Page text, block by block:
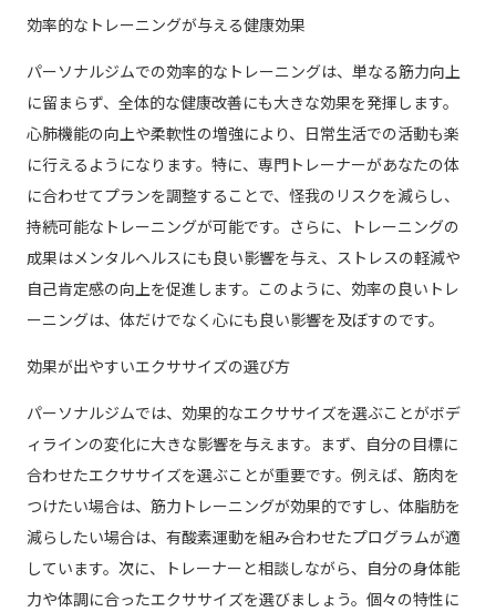
効率的なトレーニングが与える健康効果
パーソナルジムでの効率的なトレーニングは、単なる筋力向上
に留まらず、全体的な健康改善にも大きな効果を発揮します。
心肺機能の向上や柔軟性の増強により、日常生活での活動も楽
に行えるようになります。特に、専門トレーナーがあなたの体
に合わせてプランを調整することで、怪我のリスクを減らし、
持続可能なトレーニングが可能です。さらに、トレーニングの
成果はメンタルヘルスにも良い影響を与え、ストレスの軽減や
自己肯定感の向上を促進します。このように、効率の良いトレ
ーニングは、体だけでなく心にも良い影響を及ぼすのです。
効果が出やすいエクササイズの選び方
パーソナルジムでは、効果的なエクササイズを選ぶことがボデ
ィラインの変化に大きな影響を与えます。まず、自分の目標に
合わせたエクササイズを選ぶことが重要です。例えば、筋肉を
つけたい場合は、筋力トレーニングが効果的ですし、体脂肪を
減らしたい場合は、有酸素運動を組み合わせたプログラムが適
しています。次に、トレーナーと相談しながら、自分の身体能
力や体調に合ったエクササイズを選びましょう。個々の特性に